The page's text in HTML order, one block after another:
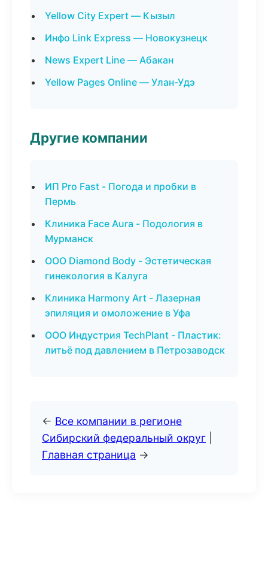
Yellow City Expert — Кызыл
Инфо Link Express — Новокузнецк
News Expert Line — Абакан
Yellow Pages Online — Улан-Удэ
Другие компании
ИП Pro Fast - Погода и пробки в
Пермь
Клиника Face Aura - Подология в
Мурманск
ООО Diamond Body - Эстетическая
гинекология в Калуга
Клиника Harmony Art - Лазерная
эпиляция и омоложение в Уфа
ООО Индустрия TechPlant - Пластик:
литьё под давлением в Петрозаводск
← Все компании в регионе
Сибирский федеральный округ
Главная страница →